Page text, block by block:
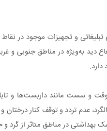
و تجهیزات موجود در نقاط
به‌ویژه در مناطق جنوبی و
و سست مانند داربست‌ها و
عدم تردد و توقف کنار
بهداشتی در مناطق متاثر از گرد